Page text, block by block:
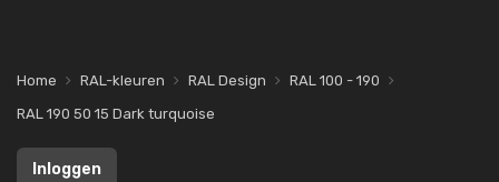
Home RAL-kleuren RAL Design
RAL 100 - 190
RAL 190 50 15 Dark turquoise
Inloggen